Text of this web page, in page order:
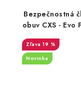
Bezpečnostná
obuv CXS - Evo
19 %
Novinka